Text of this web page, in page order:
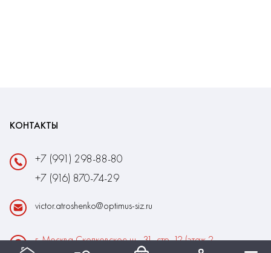
КОНТАКТЫ
+7 (991) 298-88-80
+7 (916) 870-74-29
victor.atroshenko@optimus-siz.ru
г. Москва Сколковское ш., 31, стр. 12 (этаж 2,
помещение 22)